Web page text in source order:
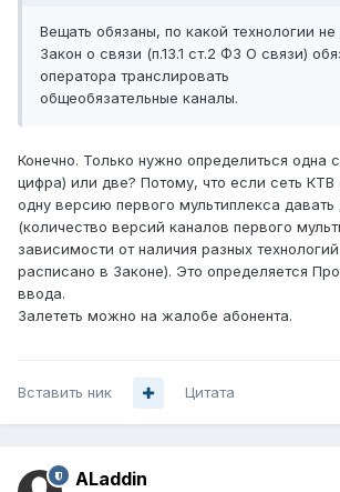
Вещать обязаны, по какой технологии не
Закон о связи (п.13.1 ст.2 ФЗ О связи)
оператора транслировать
общеобязательные каналы.
Конечно. Только нужно определиться одна
цифра) или две? Потому, что если сеть КТВ
одну версию первого мультиплекса давать
(количество версий каналов первого
зависимости от наличия разных
расписано в Законе). Это определяется
ввода.
Залететь можно на жалобе абонента.
Вставить ник Цитата
ALaddin